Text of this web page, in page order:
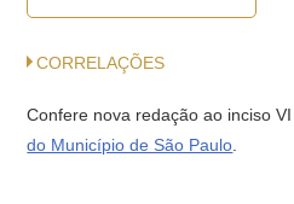
CORRELAÇÕES
Confere nova redação ao inciso
do Município de São Paulo